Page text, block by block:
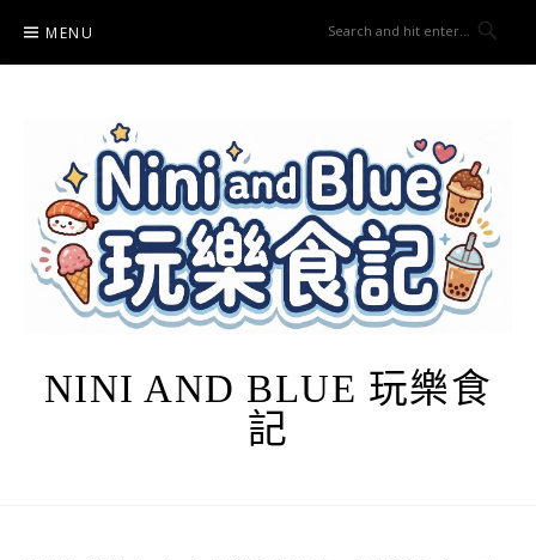
content
MENU
NINI AND BLUE 玩樂食
記